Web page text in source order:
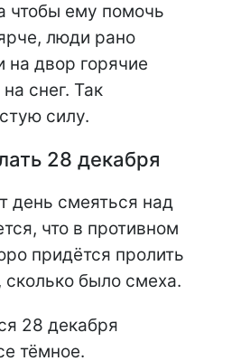
чтобы ему помочь
люди рано
на двор горячие
снег. Так
силу.
28 декабря
день смеяться над
что в противном
придётся пролить
сколько было смеха.
28 декабря
тёмное.